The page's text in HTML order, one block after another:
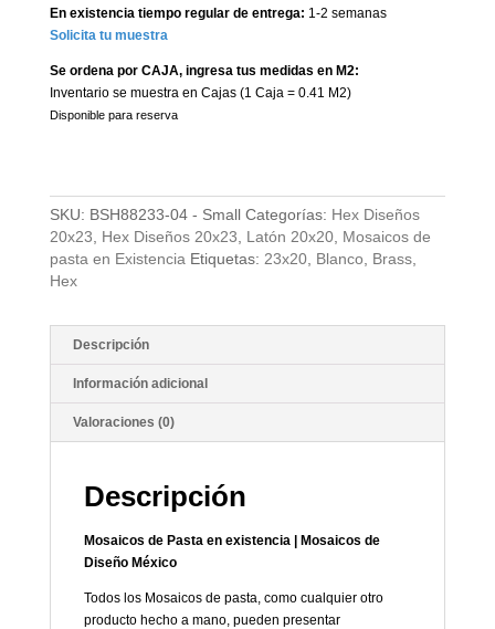
En existencia tiempo regular de entrega: 1-2 semanas
Solicita tu muestra
Se ordena por CAJA, ingresa tus medidas en M2:
Inventario se muestra en Cajas (1 Caja = 0.41 M2)
Disponible para reserva
SKU: BSH88233-04 - Small Categorías: Hex Diseños
20x23
Hex Diseños 20x23 Latón 20x20, Mosaicos de
pasta en Existencia Etiquetas: 23x20, Blanco Brass,
Hex
Descripción
Información adicional
Valoraciones (0)
Descripción
Mosaicos de Pasta en existencia | Mosaicos de
Diseño México
Todos los Mosaicos de pasta, como cualquier otro
producto hecho a mano, pueden presentar